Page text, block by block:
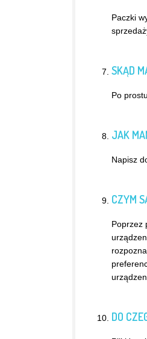
Paczki
SKĄD
Po
JAK
Napisz
CZYM
Poprzez
DO